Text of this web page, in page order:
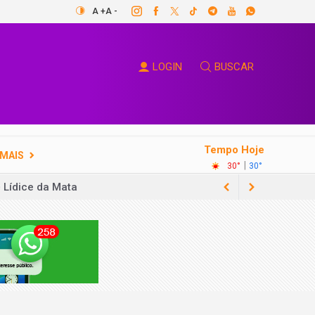
A +A -
LOGIN BUSCAR
MAIS Tempo Hoje
30° | 30°
da Mata
Contas